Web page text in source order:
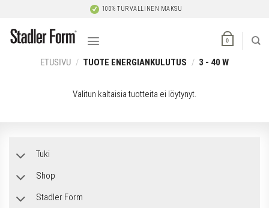
content
100% TURVALLINEN MAKSU
0
ETUSIVU / TUOTE ENERGIANKULUTUS / 3 - 40 W
Valitun kaltaisia tuotteita ei löytynyt.
Tuki
Shop
Stadler Form